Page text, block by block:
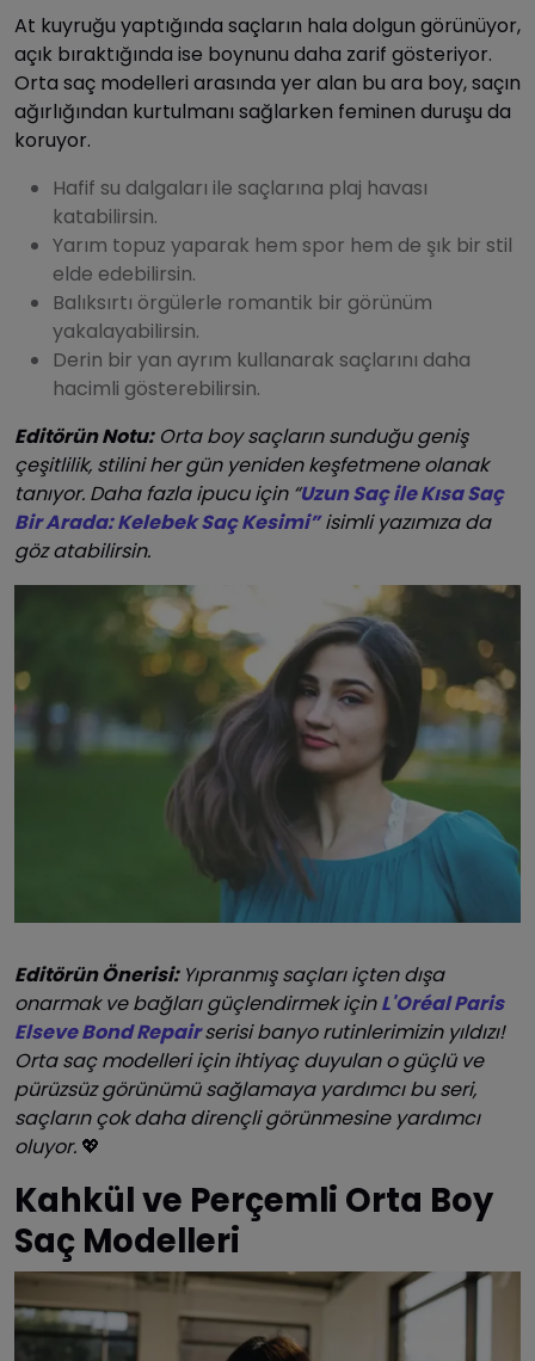
At kuyruğu yaptığında saçların hala dolgun görünüyor,
açık bıraktığında ise boynunu daha zarif gösteriyor.
Orta saç modelleri arasında yer alan bu ara boy, saçın
ağırlığından kurtulmanı sağlarken feminen duruşu da
koruyor.
Hafif su dalgaları ile saçlarına plaj havası
katabilirsin.
Yarım topuz yaparak hem spor hem de şık bir stil
elde edebilirsin.
Balıksırtı örgülerle romantik bir görünüm
yakalayabilirsin.
Derin bir yan ayrım kullanarak saçlarını daha
hacimli gösterebilirsin.
Editörün Notu:Orta boy saçların sunduğu geniş
çeşitlilik, stilini her gün yeniden keşfetmene olanak
tanıyor. Daha fazla ipucu için “Uzun Saç ile Kısa Saç
Bir Arada: Kelebek Saç Kesimi”isimli yazımıza da
göz atabilirsin.
Editörün Önerisi: Yıpranmış saçları içten dışa
onarmak ve bağları güçlendirmek içinL'Oréal Paris
Elseve Bond Repairserisi banyo rutinlerimizin yıldızı!
Orta saç modelleri için ihtiyaç duyulan o güçlü ve
pürüzsüz görünümü sağlamaya yardımcı bu seri,
saçların çok daha dirençli görünmesine yardımcı
oluyor. 💖
Kahkül ve Perçemli Orta Boy
Saç Modelleri